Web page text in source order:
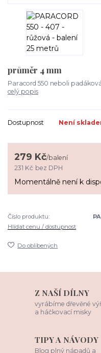
průměr 4 mm
Paracord 550 neboli
celý popis
Dostupnost Není
279 Kč/balení
231 Kč bez DPH
Momentálně není k
Číslo produktu:
Hlídat cenu / dostupnost
Do oblíbených
Z NAŠÍ DÍLNY
vyrábíme dřevěné
a háčkovací misky
TIPY A NÁVODY
Blog plný nápadů a